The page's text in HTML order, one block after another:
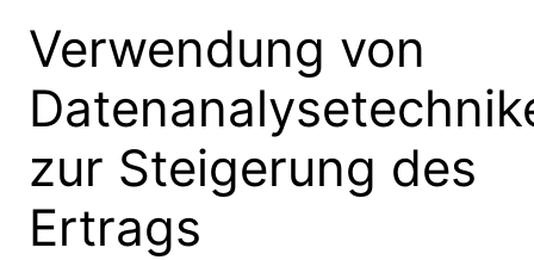
Verwendung von
zur Steigerung des
Ertrags